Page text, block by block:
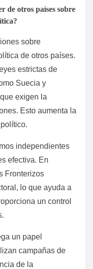
de otros países sobre
sobre
de otros países.
estrictas de
Suecia y
exigen la
Esto aumenta la
independientes
efectiva. En
Fronterizos
lo que ayuda a
un control
un papel
campañas de
de la